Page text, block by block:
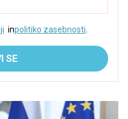
inpolitiko zasebnosti.
SE